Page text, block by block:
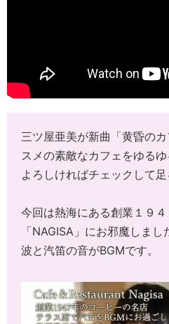
三ツ屋亜美が新曲「黄昏の
スメの素敵なカフェをゆるゆ
よろしければチェックして足
今回は熱海にある創業１９
「NAGISA」にお邪魔しまし
波と汽笛の音がBGMです。